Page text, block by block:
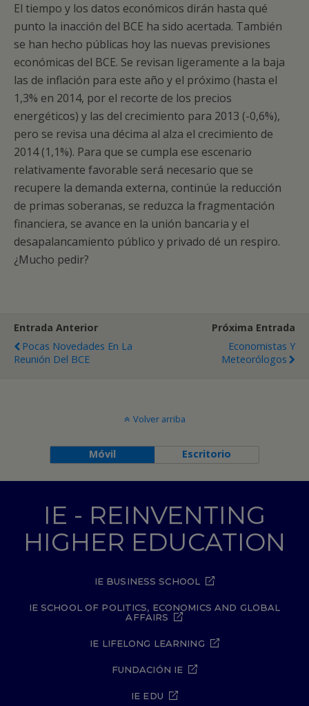
El tiempo y los datos económicos dirán hasta qué
punto la inacción del BCE ha sido acertada. También
se han hecho públicas hoy las nuevas previsiones
económicas del BCE. Se revisan ligeramente a la baja
las de inflación para este año y el próximo (hasta el
1,3% en 2014, por el recorte de los precios
energéticos) y las del crecimiento para 2013 (-0,6%),
pero se revisa una décima al alza el crecimiento de
2014 (1,1%). Para que se cumpla ese escenario
relativamente favorable será necesario que se
recupere la demanda externa, continúe la reducción
de primas soberanas, se reduzca la fragmentación
financiera, se avance en la unión bancaria y el
desapalancamiento público y privado dé un respiro.
¿Mucho pedir?
Entrada Anterior
Pocas Novedades En La
Reunión Del BCE
Próxima Entrada
Economistas Y
Meteorólogos
Volver arriba
Móvil Escritorio
IE - REINVENTING
HIGHER EDUCATION
IE BUSINESS SCHOOL
IE SCHOOL OF POLITICS, ECONOMICS AND GLOBAL
AFFAIRS
IE LIFELONG LEARNING
FUNDACIÓN IE
IE EDU